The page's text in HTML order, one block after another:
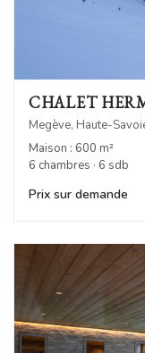
CHALET
Megève, Haute-
Maison : 600 m²
6 chambres · 6 sdb
Prix sur demande